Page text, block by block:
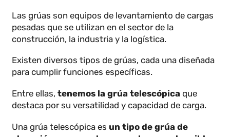
Las grúas son equipos de levantamiento de cargas
pesadas que se utilizan en el sector de la
construcción, la industria y la logística.
Existen diversos tipos de grúas, cada una diseñada
para cumplir funciones específicas.
Entre ellas,tenemos la grúa telescópica